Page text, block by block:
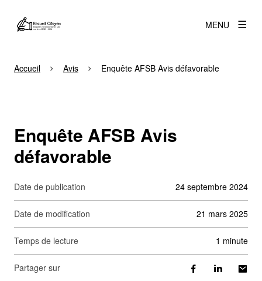
MENU
Accueil Avis Enquête AFSB Avis défavorable
Enquête AFSB Avis
défavorable
Date de publication 24 septembre 2024
Date de modification 21 mars 2025
Temps de lecture 1 minute
Partager sur